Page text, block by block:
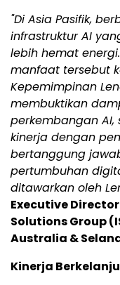
"Di Asia Pasifik,
infrastruktur AI
lebih hemat
manfaat tersebut
Kepemimpinan
membuktikan
perkembangan
kinerja dengan
bertanggung
pertumbuhan
ditawarkan oleh
Executive
Solutions Group
Australia &
Kinerja